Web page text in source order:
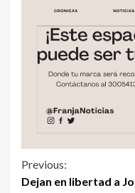
Previous:
Dejan en libertad a